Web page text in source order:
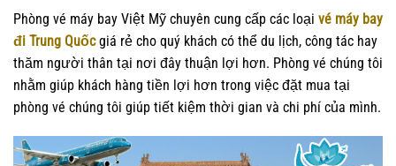
Phòng vé máy bay Việt Mỹ chuyên cung cấp các loại vé máy bay
đi Trung Quốcgiá rẻ cho quý khách có thể du lịch, công tác hay
thăm người thân tại nơi đây thuận lợi hơn. Phòng vé chúng tôi
nhằm giúp khách hàng tiền lợi hơn trong việc đặt mua tại
phòng vé chúng tôi giúp tiết kiệm thời gian và chi phí của mình.